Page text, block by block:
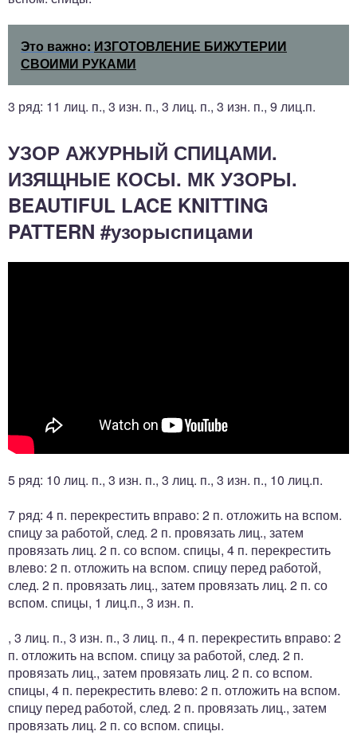
Это важно: ИЗГОТОВЛЕНИЕ БИЖУТЕРИИ
СВОИМИ РУКАМИ
3 ряд: 11 лиц. п., 3 изн. п., 3 лиц. п., 3 изн. п., 9 лиц.п.
УЗОР АЖУРНЫЙ СПИЦАМИ.
ИЗЯЩНЫЕ КОСЫ. МК УЗОРЫ.
BEAUTIFUL LACE KNITTING
PATTERN #узорыспицами
5 ряд: 10 лиц. п., 3 изн. п., 3 лиц. п., 3 изн. п., 10 лиц.п.
7 ряд: 4 п. перекрестить вправо: 2 п. отложить на вспом.
спицу за работой, след. 2 п. провязать лиц., затем
провязать лиц. 2 п. со вспом. спицы, 4 п. перекрестить
влево: 2 п. отложить на вспом. спицу перед работой,
след. 2 п. провязать лиц., затем провязать лиц. 2 п. со
вспом. спицы, 1 лиц.п., 3 изн. п.
, 3 лиц. п., 3 изн. п., 3 лиц. п., 4 п. перекрестить вправо: 2
п. отложить на вспом. спицу за работой, след. 2 п.
провязать лиц., затем провязать лиц. 2 п. со вспом.
спицы, 4 п. перекрестить влево: 2 п. отложить на вспом.
спицу перед работой, след. 2 п. провязать лиц., затем
провязать лиц. 2 п. со вспом. спицы.